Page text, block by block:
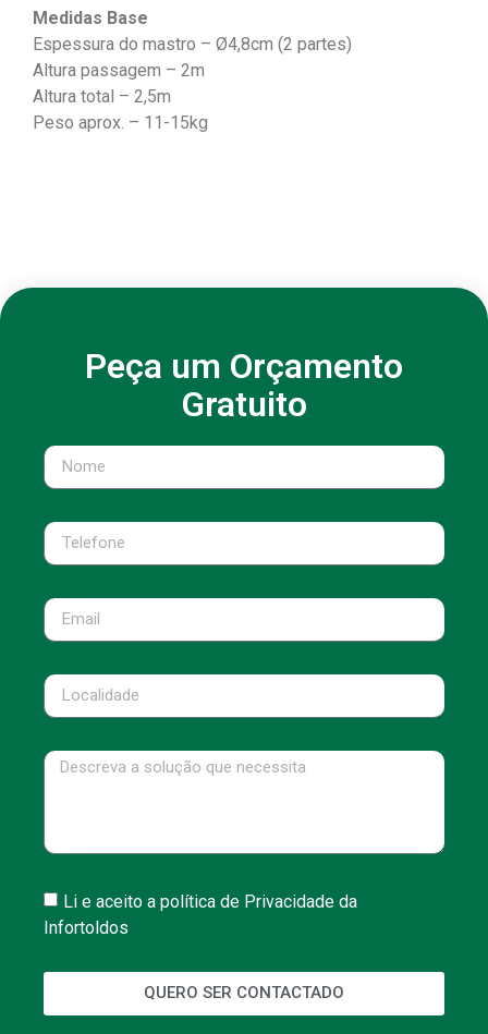
Medidas Base
Espessura do mastro – Ø4,8cm (2 partes)
Altura passagem – 2m
Altura total – 2,5m
Peso aprox. – 11-15kg
Peça um Orçamento
Gratuito
Li e aceito a política de Privacidade da
Infortoldos
QUERO SER CONTACTADO